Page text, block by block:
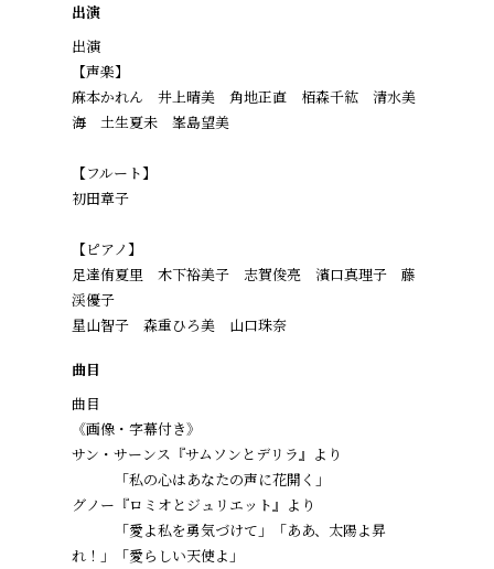
出演
出演
【声楽】
麻本かれん 井上晴美 角地正直 栢森千紘 清水美
海 土生夏未 峯島望美
【フルート】
初田章子
【ピアノ】
足達侑夏里 木下裕美子 志賀俊亮 濱口真理子 藤
渓優子
星山智子 森重ひろ美 山口珠奈
曲目
曲目
《画像・字幕付き》
サン・サーンス『サムソンとデリラ』より
「私の心はあなたの声に花開く」
グノー『ロミオとジュリエット』より
「愛よ私を勇気づけて」「ああ、太陽よ昇
れ！」「愛らしい天使よ」